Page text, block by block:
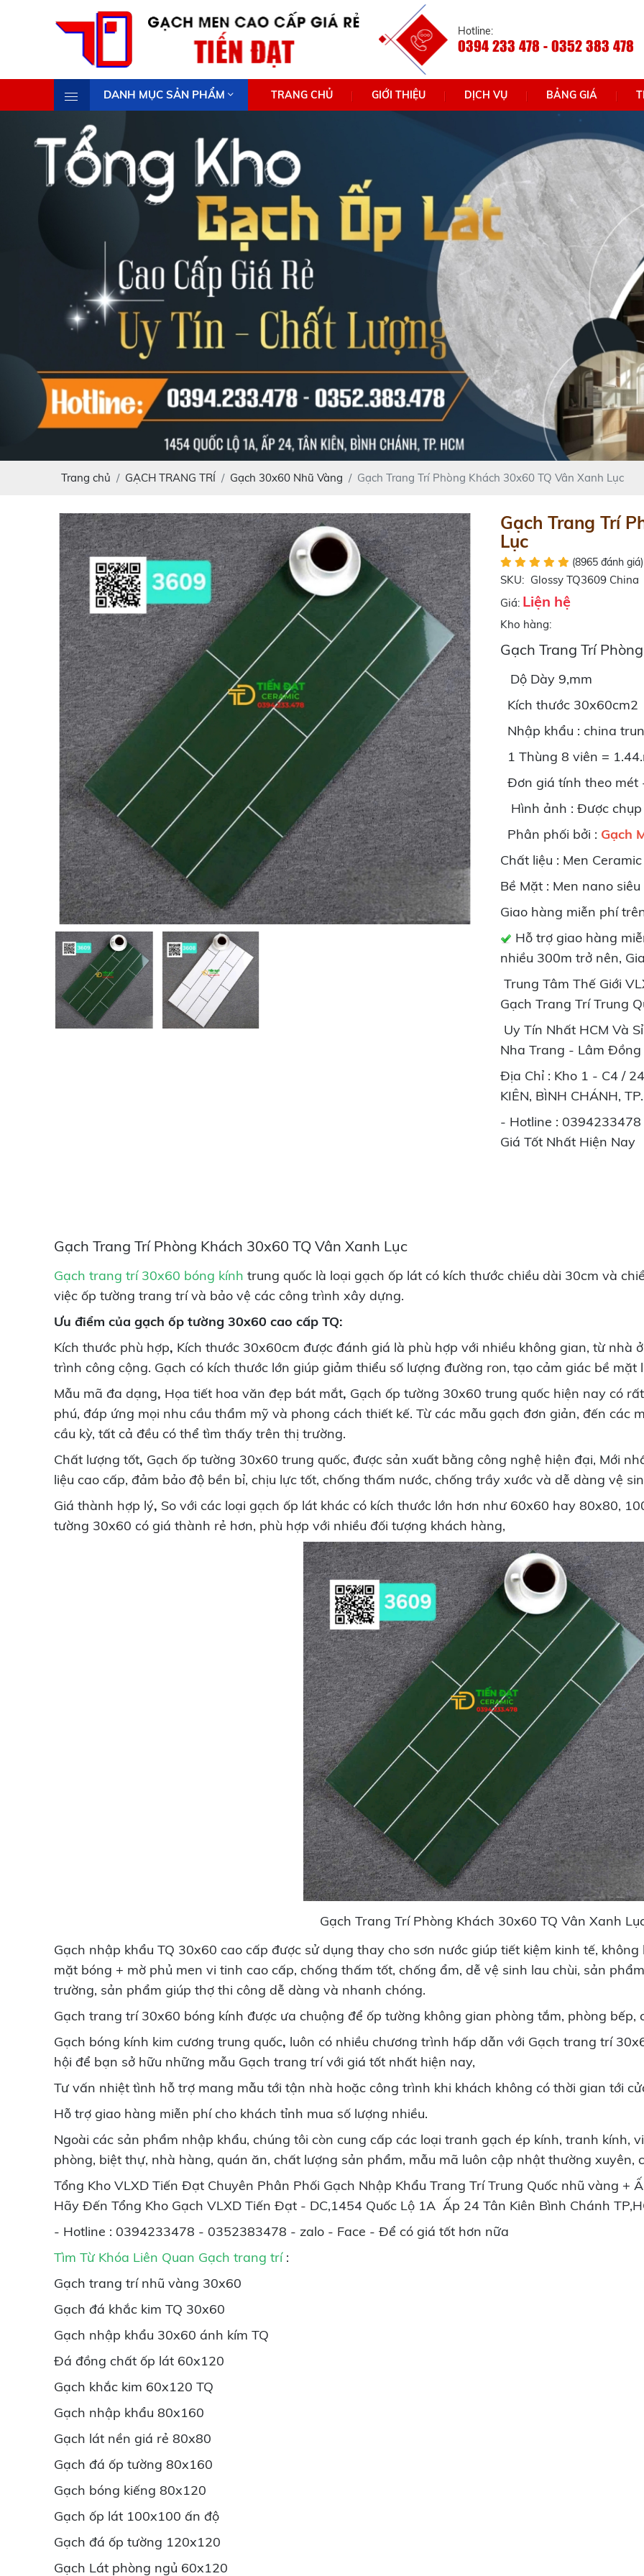
Hotline:
0394 233 478 - 0352 383 478
DANH MỤC SẢN PHẨM TRANG CHỦ GIỚI THIỆU DỊCH VỤ BẢNG GIÁ
Trang chủ GẠCH TRANG TRÍ Gạch 30x60 Nhũ Vàng Gạch Trang Trí Phòng Khách 30x60 TQ Vân Xanh Lục
Gạch Trang Trí
Lục
(8965 đánh giá)
SKU: Glossy TQ3609 China
Giá: Liện hệ
Kho hàng:
Gạch Trang Trí
Dộ Dày 9,mm
Kích thước 30x60cm2
Nhập khẩu : china
1 Thùng 8 viên =
Đơn giá tính theo mét
Hình ảnh : Được
Phân phối bởi : Gạch
Chất liệu : Men
Bề Mặt : Men nano
Giao hàng miễn phí
Hỗ trợ giao hàng
nhiều 300m trở nên,
Trung Tâm Thế Giới
Gạch Trang Trí Trung
Uy Tín Nhất HCM Và
Nha Trang - Lâm
Địa Chỉ : Kho 1 - C4 /
KIÊN, BÌNH CHÁNH,
- Hotline :
Giá Tốt Nhất Hiện Nay
Gạch Trang Trí Phòng Khách 30x60 TQ Vân Xanh Lục
Gạch trang trí 30x60 bóng kính trung quốc là loại gạch ốp lát có kích thước chiều dài 30cm và
việc ốp tường trang trí và bảo vệ các công trình xây dựng.
Ưu điểm của gạch ốp tường 30x60 cao cấp TQ:
Kích thước phù hợp, Kích thước 30x60cm được đánh giá là phù hợp với nhiều không gian, từ nhà
trình công cộng. Gạch có kích thước lớn giúp giảm thiểu số lượng đường ron, tạo cảm giác bề
Mẫu mã đa dạng, Họa tiết hoa văn đẹp bát mắt, Gạch ốp tường 30x60 trung quốc hiện nay có
phú, đáp ứng mọi nhu cầu thẩm mỹ và phong cách thiết kế. Từ các mẫu gạch đơn giản, đến các
cầu kỳ, tất cả đều có thể tìm thấy trên thị trường.
Chất lượng tốt, Gạch ốp tường 30x60 trung quốc, được sản xuất bằng công nghệ hiện đại, Mới
liệu cao cấp, đảm bảo độ bền bỉ, chịu lực tốt, chống thấm nước, chống trầy xước và dễ dàng vệ
Giá thành hợp lý, So với các loại gạch ốp lát khác có kích thước lớn hơn như 60x60 hay 80x80,
tường 30x60 có giá thành rẻ hơn, phù hợp với nhiều đối tượng khách hàng,
Gạch Trang Trí Phòng Khách 30x60 TQ Vân Xanh
Gạch nhập khẩu TQ 30x60 cao cấp được sử dụng thay cho sơn nước giúp tiết kiệm kinh tế,
mặt bóng + mờ phủ men vi tinh cao cấp, chống thấm tốt, chống ẩm, dễ vệ sinh lau chùi, sản
trường, sản phẩm giúp thợ thi công dễ dàng và nhanh chóng.
Gạch trang trí 30x60 bóng kính được ưa chuộng để ốp tường không gian phòng tắm, phòng bếp,
Gạch bóng kính kim cương trung quốc, luôn có nhiều chương trình hấp dẫn với Gạch trang trí
hội để bạn sở hữu những mẫu Gạch trang trí với giá tốt nhất hiện nay,
Tư vấn nhiệt tình hỗ trợ mang mẫu tới tận nhà hoặc công trình khi khách không có thời gian tới
Hỗ trợ giao hàng miễn phí cho khách tỉnh mua số lượng nhiều.
Ngoài các sản phẩm nhập khẩu, chúng tôi còn cung cấp các loại tranh gạch ép kính, tranh kính,
phòng, biệt thự, nhà hàng, quán ăn, chất lượng sản phẩm, mẫu mã luôn cập nhật thường
Tổng Kho VLXD Tiến Đạt Chuyên Phân Phối Gạch Nhập Khẩu Trang Trí Trung Quốc nhũ vàng +
Hãy Đến Tổng Kho Gạch VLXD Tiến Đạt - DC,1454 Quốc Lộ 1A Ấp 24 Tân Kiên Bình Chánh
- Hotline : 0394233478 - 0352383478 - zalo - Face - Để có giá tốt hơn nữa
Tìm Từ Khóa Liên Quan Gạch trang trí:
Gạch trang trí nhũ vàng 30x60
Gạch đá khắc kim TQ 30x60
Gạch nhập khẩu 30x60 ánh kím TQ
Đá đồng chất ốp lát 60x120
Gạch khắc kim 60x120 TQ
Gạch nhập khẩu 80x160
Gạch lát nền giá rẻ 80x80
Gạch đá ốp tường 80x160
Gạch bóng kiếng 80x120
Gạch ốp lát 100x100 ấn độ
Gạch đá ốp tường 120x120
Gạch Lát phòng ngủ 60x120